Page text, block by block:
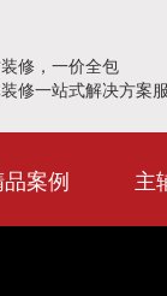
修，一价全包
修一站式解决方案
案例 主